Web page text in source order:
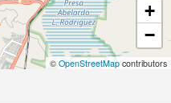
+
−
© OpenStreetMap contributors